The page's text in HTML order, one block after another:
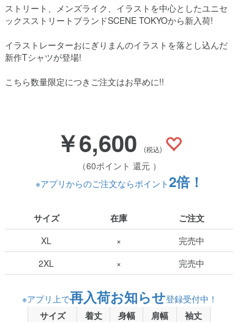
ストリート、メンズライク、イラストを中心としたユニセ
ックスストリートブランドSCENE TOKYOから新入荷!
イラストレーターおにぎりまんのイラストを落とし込んだ
新作Tシャツが登場!
こちら数量限定につきご注文はお早めに!!
￥6,600 (税込)
（60ポイント 還元 ）
※アプリからのご注文ならポイント2倍！
サイズ 在庫
ご注文
XL
×
完売中
2XL
× 完売中
※アプリ上で再入荷お知らせ登録受付中！
サイズ
着丈 身幅 肩幅
袖丈